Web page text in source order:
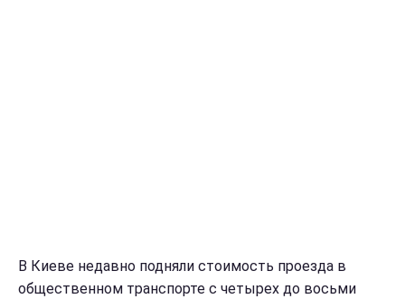
В Киеве недавно подняли стоимость проезда в
общественном транспорте с четырех до восьми